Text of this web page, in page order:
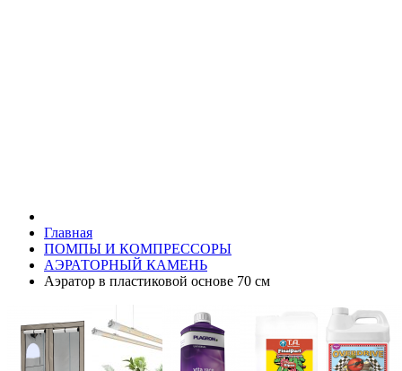
Главная
ПОМПЫ И КОМПРЕССОРЫ
АЭРАТОРНЫЙ КАМЕНЬ
Аэратор в пластиковой основе 70 см